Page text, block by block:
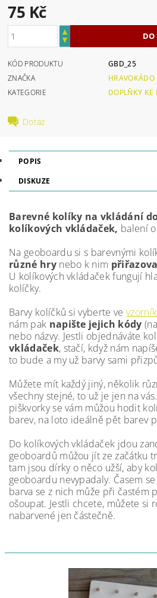
75 Kč
KÓD PRODUKTU
GBD_25
ZNAČKA
HRAVOKÁDO
KATEGORIE
DOPLŇKY
Dotaz
POPIS
DISKUZE
Barevné kolíky na vkládání
kolíkových vkládaček, balení
Na geoboardu si s barevnými
různé hrynebo k nim
U kolíkových vkládaček fungují
kolíčky.
Barvy kolíčků si vyberte ve
nám pak napište jejich kódy
nebo názvy. Jestli objednáváte
vkládaček, stačí, když nám
to bude a my už barvy sami
Můžete mít každý jiný, několik
všechny stejné, to už je jen na
piškvorky se vám můžou hodit
barev, na loto ideálně pět barev
Do kolíkových vkládaček jdou
geoboardů můžou jít ze začátku
tam jsou dírky o něco užší, aby
geoboardu nevypadaly. Časem
barva se z nich může při častém
ošoupat. Jestli chcete, můžete si
nabarvené jen částečně.